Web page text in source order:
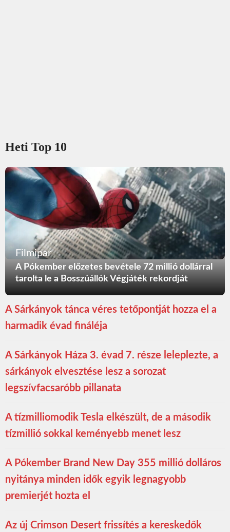
Heti Top 10
Filmipar
A Pókember előzetes bevétele 72 millió dollárral
tarolta le a Bosszúállók Végjáték rekordját
A Sárkányok tánca véres tetőpontját hozza el a
harmadik évad fináléja
A Sárkányok Háza 3. évad 7. része leleplezte, a
sárkányok elvesztése lesz a sorozat
legszívfacsaróbb pillanata
A tízmilliomodik Tesla elkészült, de a második
tízmillió sokkal keményebb menet lesz
A Pókember Brand New Day 355 millió dolláros
nyitánya minden idők egyik legnagyobb
premierjét hozta el
Az új Crimson Desert frissítés a kereskedők